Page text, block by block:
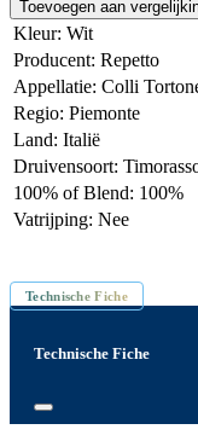
Toevoegen aan
Kleur: Wit
Producent: Repetto
Appellatie: Colli
Regio: Piemonte
Land: Italië
Druivensoort:
100% of Blend: 100%
Vatrijping: Nee
Technische Fiche
Technische Fiche